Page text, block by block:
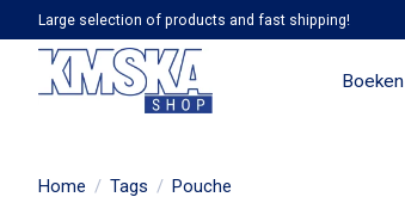
Large selection of products and fast shipping!
Boeken
Home / Tags / Pouche